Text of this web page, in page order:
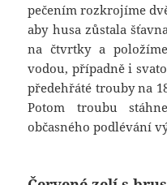
pečením rozkrojíme
aby husa zůstala
na čtvrtky a
vodou, případně i
předehřáté trouby na
Potom troubu
občasného podlévání